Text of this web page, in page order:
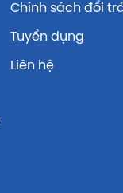
Chính sách đổi
Tuyển dụng
Liên hệ